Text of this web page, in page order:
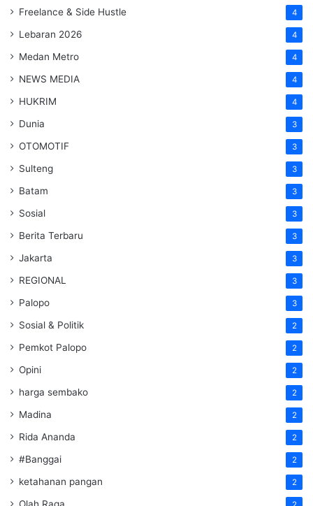
Freelance & Side Hustle 4
Lebaran 2026 4
Medan Metro 4
NEWS MEDIA 4
HUKRIM 4
Dunia 3
OTOMOTIF 3
Sulteng 3
Batam 3
Sosial 3
Berita Terbaru 3
Jakarta 3
REGIONAL 3
Palopo 3
Sosial & Politik 2
Pemkot Palopo 2
Opini 2
harga sembako 2
Madina 2
Rida Ananda 2
#Banggai 2
ketahanan pangan 2
Olah Raga